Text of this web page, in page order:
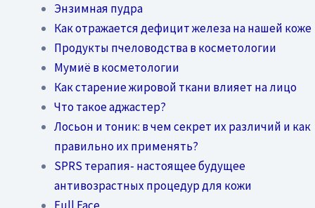
Энзимная пудра
Как отражается дефицит железа на нашей коже
Продукты пчеловодства в косметологии
Мумиё в косметологии
Как старение жировой ткани влияет на лицо
Что такое аджастер?
Лосьон и тоник: в чем секрет их различий и как
правильно их применять?
SPRS терапия- настоящее будущее
антивозрастных процедур для кожи